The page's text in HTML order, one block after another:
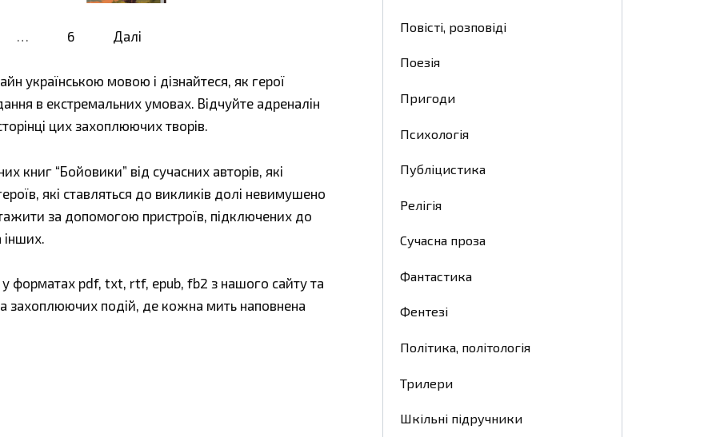
6 Далі
українською мовою і дізнайтеся, як герої
в екстремальних умовах. Відчуйте адреналін
цих захоплюючих творів.
“Бойовики” від сучасних авторів, які
які ставляться до викликів долі невимушено
за допомогою пристроїв, підключених до
у форматах pdf, txt, rtf, epub, fb2 з нашого сайту та
захоплюючих подій, де кожна мить наповнена
Повісті, розповіді
Поезія
Пригоди
Психологія
Публіцистика
Релігія
Сучасна проза
Фантастика
Фентезі
Політика, політологія
Трилери
Шкільні підручники